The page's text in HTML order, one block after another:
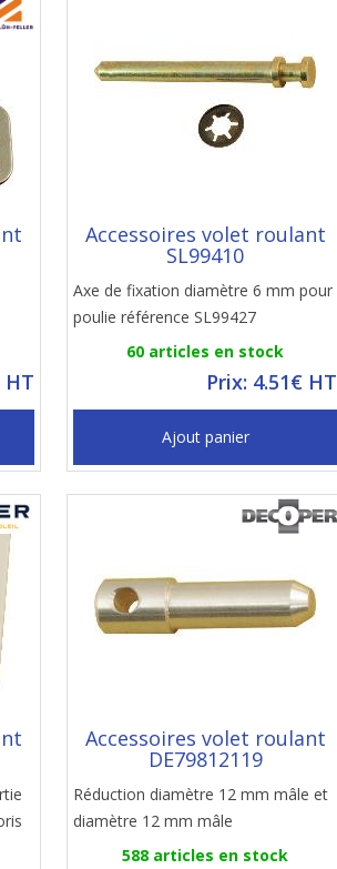
HT
Accessoires volet roulant
SL99410
Axe de fixation diamètre 6 mm pour
poulie référence SL99427
60 articles en stock
Prix: 4.51€ HT
Ajout panier
Accessoires volet roulant
DE79812119
Réduction diamètre 12 mm mâle et
diamètre 12 mm mâle
588 articles en stock